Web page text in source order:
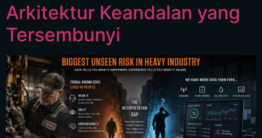
Arkitektur Keandalan yang
Tersembunyi